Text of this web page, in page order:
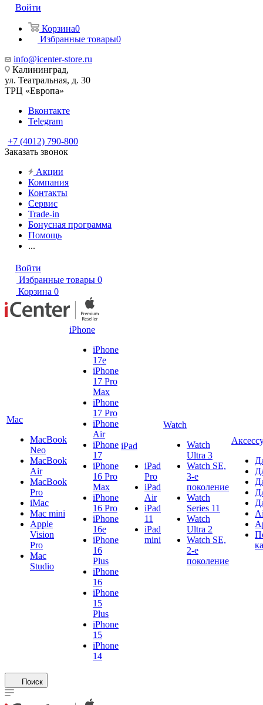
Войти
Корзина0
Избранные товары0
info@icenter-store.ru
Калининград,
ул. Театральная, д. 30
ТРЦ «Европа»
Вконтакте
Telegram
+7 (4012) 790-800
Заказать звонок
Акции
Компания
Контакты
Сервис
Trade-in
Бонусная программа
Помощь
...
Войти
Избранные товары 0
Корзина 0
Mac
MacBook
Neo
MacBook
Air
MacBook
Pro
iMac
Mac mini
Apple
Vision
Pro
Mac
Studio
iPhone
iPhone
17e
iPhone
17 Pro
Max
iPhone
17 Pro
iPhone
Air
iPhone
17
iPhone
16 Pro
Max
iPhone
16 Pro
iPhone
16e
iPhone
16
Plus
iPhone
16
iPhone
15
Plus
iPhone
15
iPhone
14
iPad
iPad
Pro
iPad
Air
iPad
11
iPad
mini
Watch
Watch
Ultra 3
Watch SE,
3-е
поколение
Watch
Series 11
Watch
Ultra 2
Watch SE,
2-е
поколение
Поиск